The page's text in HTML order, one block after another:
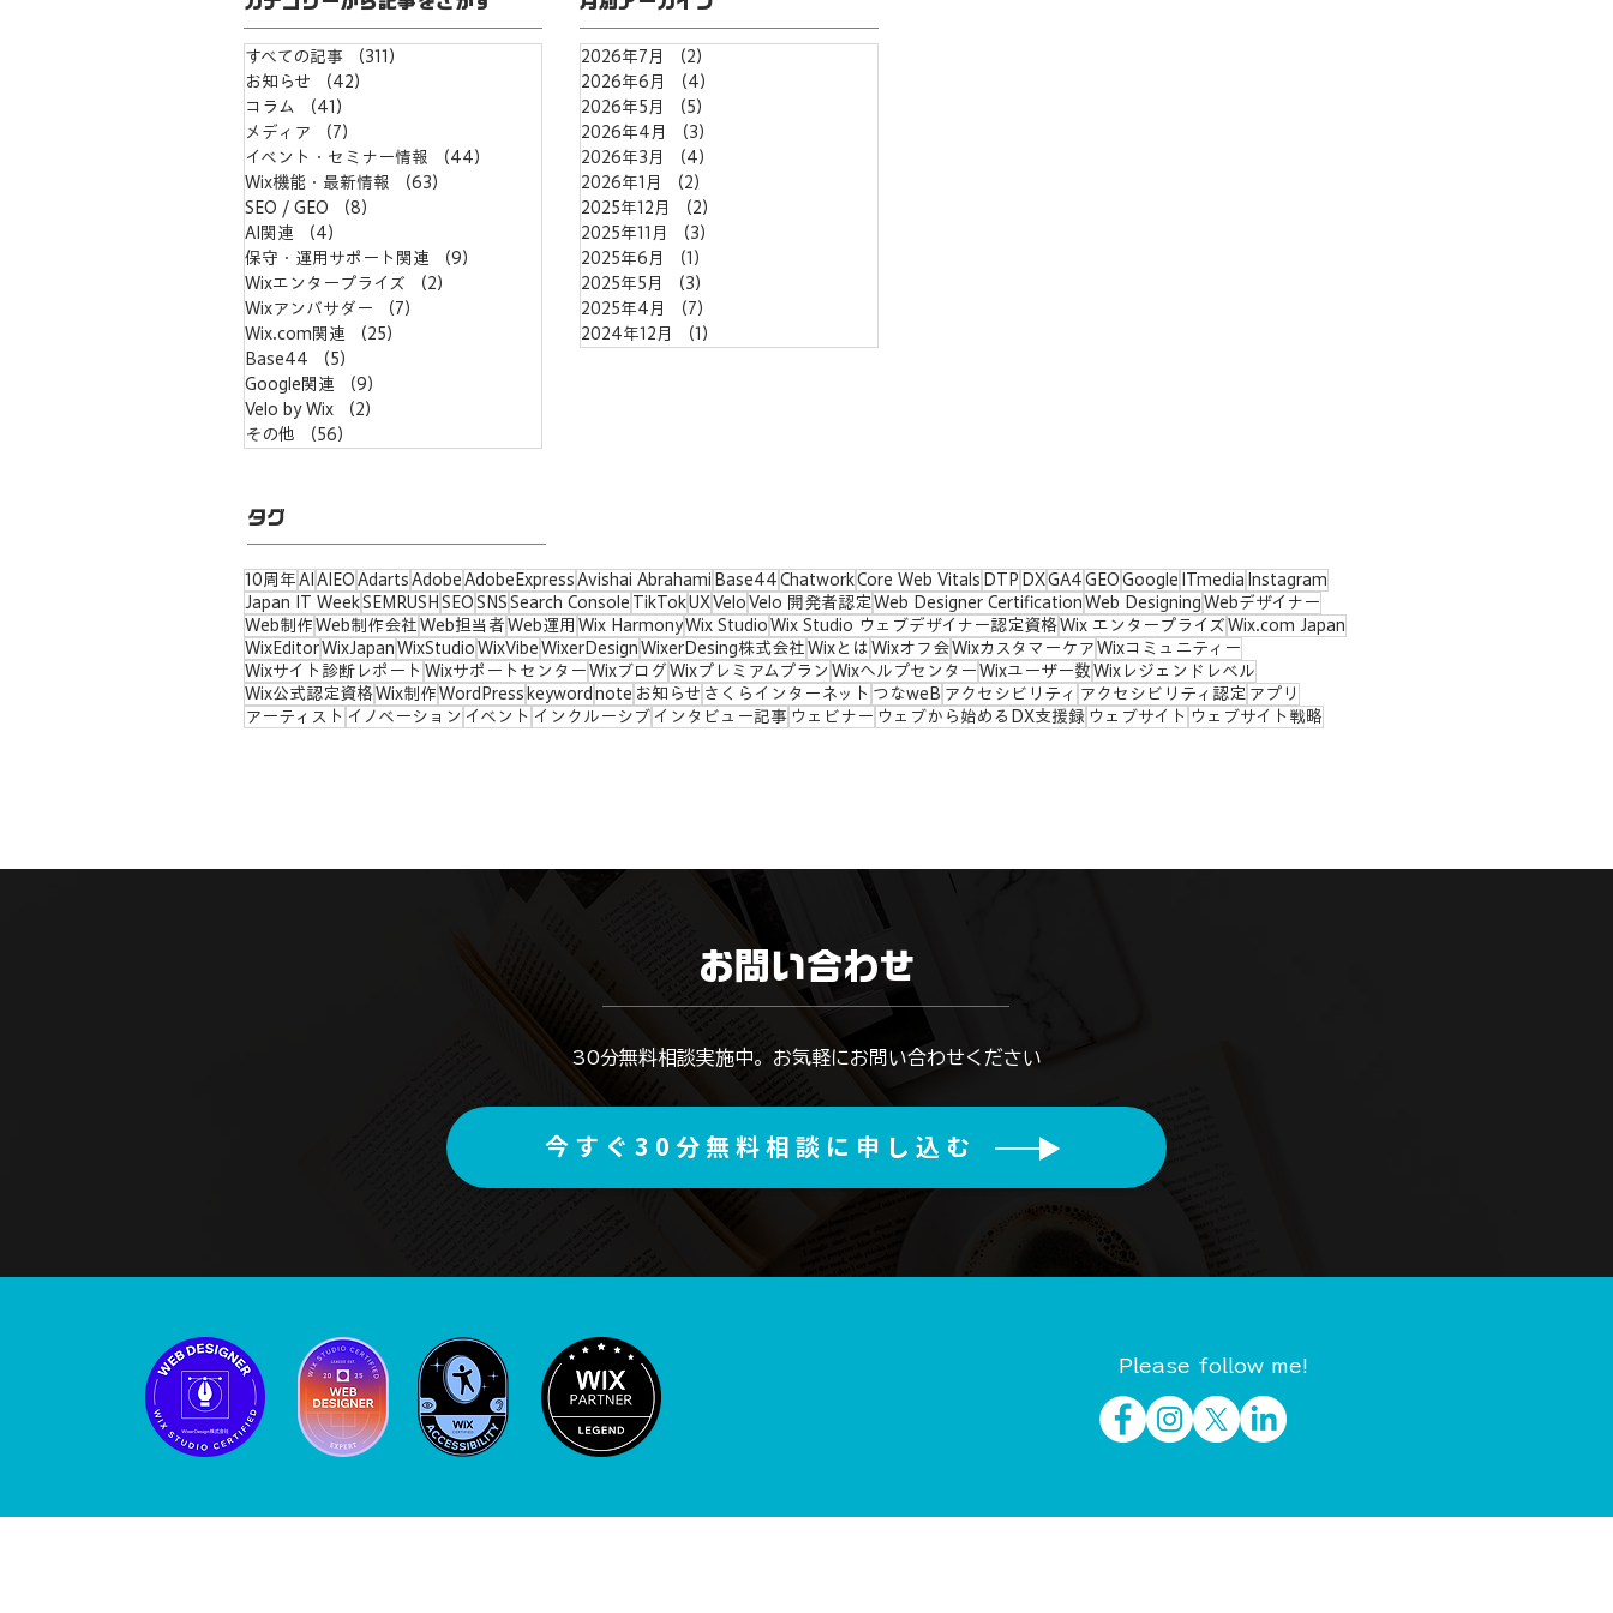
すべての記事 （311）
お知らせ
（42）
コラム
（41）
メディア
（7）
イベント・セミナー情報
（44）
Wix機能・最新情報
（63）
SEO / GEO
（8）
AI関連
（4）
保守・運用サポート関連
（9）
Wixエンタープライズ
（2）
Wixアンバサダー
（7）
Wix.com関連
（25）
Base44
（5）
Google関連
（9）
Velo by Wix
（2）
その他
（56）
2026年7月 （2）
2026年6月
（4）
2026年5月
（5）
2026年4月
（3）
2026年3月
（4）
2026年1月
（2）
2025年12月
（2）
2025年11月
（3）
2025年6月
（1）
2025年5月
（3）
2025年4月
（7）
2024年12月
（1）
タグ
10周年 AI AIEO Adarts Adobe AdobeExpress Avishai Abrahami Base44 ChatworkCore Web Vitals DTP DX GA4 GEO Google ITmedia Instagram
Japan IT WeekSEMRUSH SEO SNS Search Console TikTokUX Velo Velo 開発者認定 Web Designer Certification Web Designing Webデザイナー
Web制作 Web制作会社 Web担当者 Web運用 Wix HarmonyWix Studio Wix Studio ウェブデザイナー認定資格Wix エンタープライズ Wix.com Japan
WixEditorWixJapan WixStudio WixVibe WixerDesign WixerDesing株式会社 Wixとは Wixオフ会Wixカスタマーケア Wixコミュニティー
Wixサイト診断レポート Wixサポートセンター Wixブログ Wixプレミアムプラン Wixヘルプセンター Wixユーザー数 Wixレジェンドレベル
Wix公式認定資格Wix制作 WordPress keyword note お知らせ さくらインターネット つなweB アクセシビリティ アクセシビリティ認定 アプリ
アーティスト イノベーション イベント インクルーシブ インタビュー記事 ウェビナー ウェブから始めるDX支援録 ウェブサイト ウェブサイト戦略
お問い合わせ
​30分無料相談実施中。お気軽にお問い合わせください
今すぐ30分無料相談に申し込む
Please follow me!